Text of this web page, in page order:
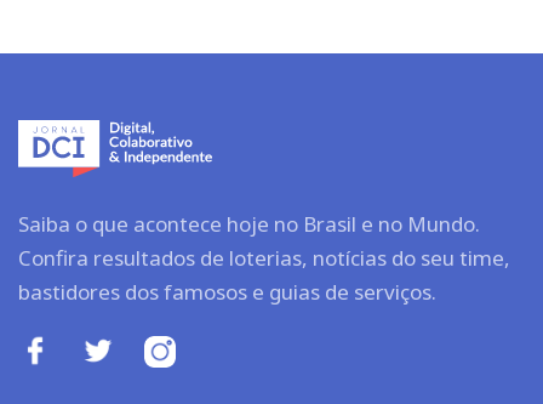
Saiba o que acontece hoje no Brasil e no Mundo.
Confira resultados de loterias, notícias do seu time,
bastidores dos famosos e guias de serviços.